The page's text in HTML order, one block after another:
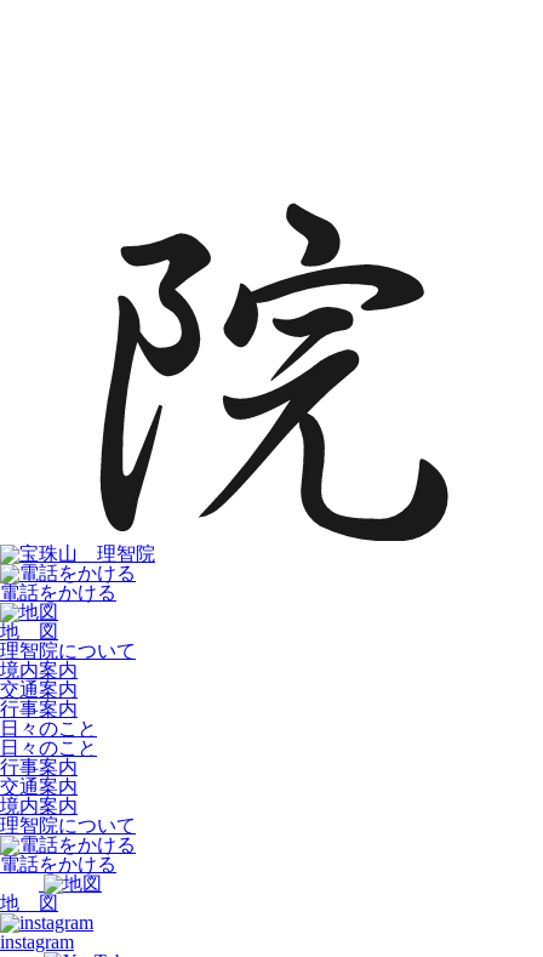
電話をかける
地 図
理智院について
境内案内
交通案内
行事案内
日々のこと
日々のこと
行事案内
交通案内
境内案内
理智院について
電話をかける
地 図
instagram